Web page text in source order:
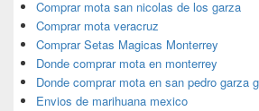
Comprar mota san nicolas de los garza
Comprar mota veracruz
Comprar Setas Magicas Monterrey
Donde comprar mota en monterrey
Donde comprar mota en san pedro garza
Envios de marihuana mexico